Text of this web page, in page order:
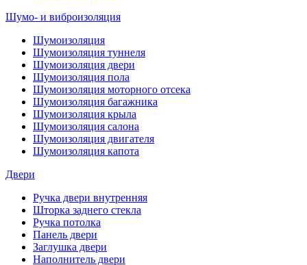
Шумо- и виброизоляция
Шумоизоляция
Шумоизоляция туннеля
Шумоизоляция двери
Шумоизоляция пола
Шумоизоляция моторного отсека
Шумоизоляция багажника
Шумоизоляция крыла
Шумоизоляция салона
Шумоизоляция двигателя
Шумоизоляция капота
Двери
Ручка двери внутренняя
Шторка заднего стекла
Ручка потолка
Панель двери
Заглушка двери
Наполнитель двери